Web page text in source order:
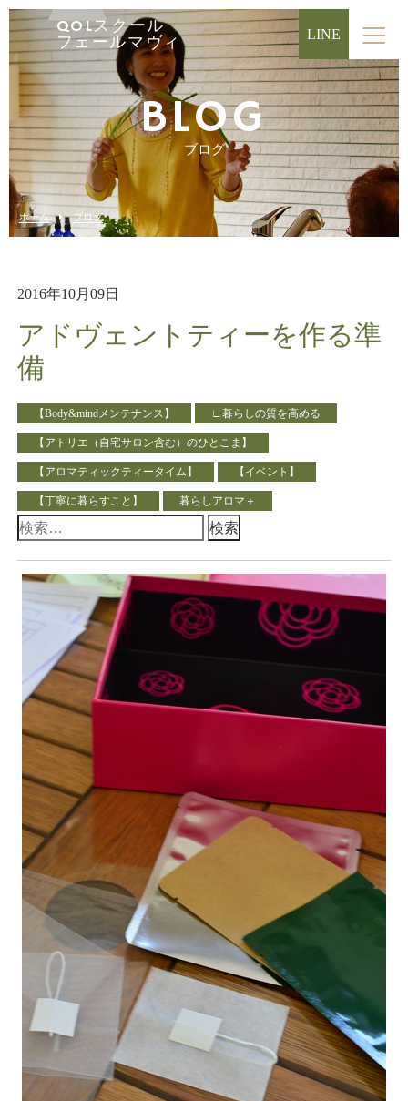
QOLスクール
フェールマヴィ
LINE
BLOG
ブログ
ホーム ブログ
2016年10月09日
アドヴェントティーを作る準
備
【Body&mindメンテナンス】 ∟暮らしの質を高める
【アトリエ（自宅サロン含む）のひとこま】
【アロマティックティータイム】 【イベント】
【丁寧に暮らすこと】 暮らしアロマ＋
検